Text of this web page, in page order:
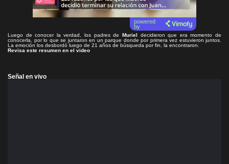
powered
by
Luego de conocer la verdad, los padres de Muriel decidieron que era momento de
conocerla, por lo que se juntaron en un parque donde por primera vez estuvieron juntos.
La emoción los desbordó luego de 21 años de búsqueda por fin, la encontraron.
Revisa este resumen en el video
Señal en vivo